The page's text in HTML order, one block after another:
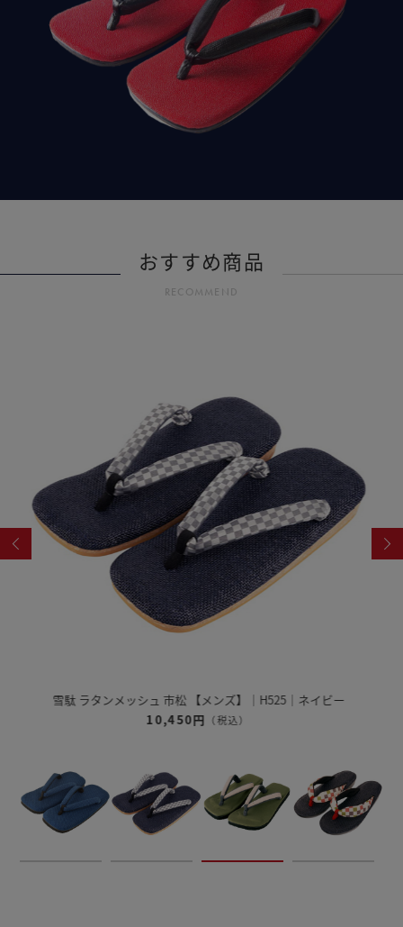
おすすめ商品
RECOMMEND
雪駄 奈良大和 緑茶染め 【レディース】｜R1162
12,320円 （税込）